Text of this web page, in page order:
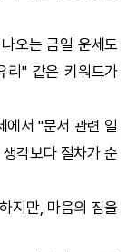
오는 금일 운세도
리" 같은 키워드가
에서 "문서 관련 일
각보다 절차가 순
지만, 마음의 짐을